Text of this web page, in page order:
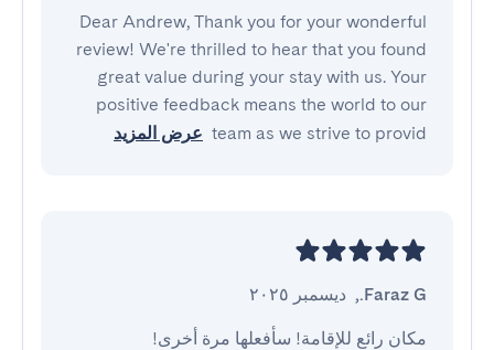
Dear Andrew, Thank you for your wonderful
review! We're thrilled to hear that you found
great value during your stay with us. Your
positive feedback means the world to our
team as we strive to provid عرض المزيد
Faraz G.
, ديسمبر ٢٠٢٥
مكان رائع للإقامة! سأفعلها مرة أخرى!